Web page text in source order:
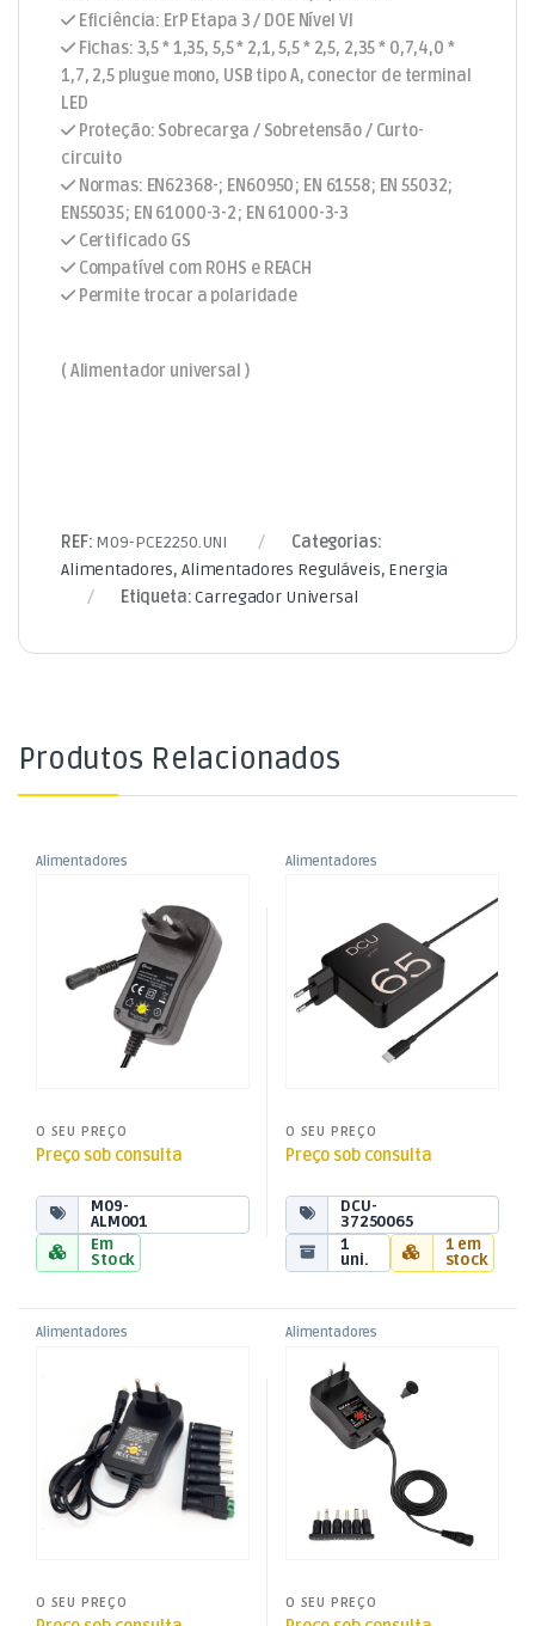
Eficiência: ErP Etapa 3 / DOE Nível VI
Fichas: 3,5 * 1,35, 5,5 * 2,1, 5,5 * 2,5, 2,35 * 0,7,4,0 *
1,7, 2,5 plugue mono, USB tipo A, conector de terminal
LED
Proteção: Sobrecarga / Sobretensão / Curto-
circuito
Normas: EN62368-; EN60950; EN 61558; EN 55032;
EN55035; EN 61000-3-2; EN 61000-3-3
Certificado GS
Compatível com ROHS e REACH
Permite trocar a polaridade
( Alimentador universal )
REF: M09-PCE2250.UNI
Categorias:
Alimentadores, Alimentadores Reguláveis, Energia
Etiqueta:Carregador Universal
Produtos Relacionados
Alimentadores
O SEU PREÇO
Preço sob consulta
M09-
ALM001
Em
Stock
Alimentadores
DC5 a 20V máx.: 65W – 1,8mt
O SEU PREÇO
Preço sob consulta
DCU-
37250065
1
uni.
1 em
stock
Alimentadores
O SEU PREÇO
Alimentadores
Alimentadores Reguláveis
Energia
12V 2,5A 30W + USB
O SEU PREÇO